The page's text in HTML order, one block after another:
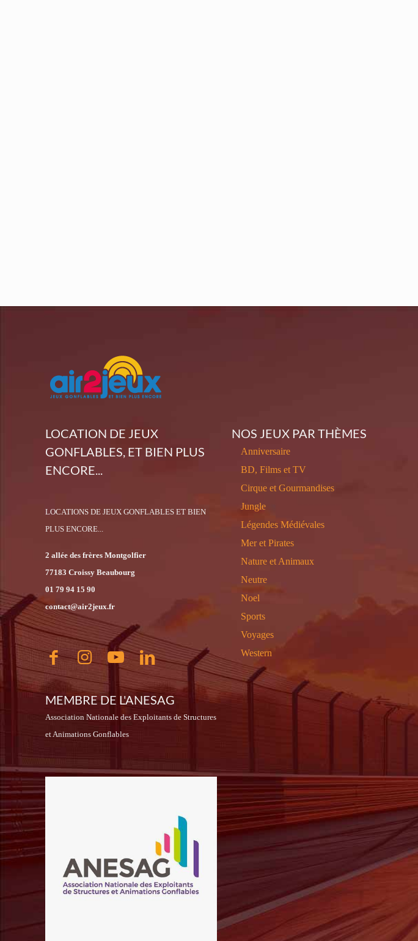
LOCATION DE JEUX
GONFLABLES, ET BIEN PLUS
ENCORE...
LOCATIONS DE JEUX GONFLABLES ET BIEN
PLUS ENCORE...
2 allée des frères Montgolfier
77183 Croissy Beaubourg
01 79 94 15 90
contact@air2jeux.fr
MEMBRE DE L'ANESAG
Association Nationale des Exploitants de Structures
et Animations Gonflables
NOS JEUX PAR THÈMES
Anniversaire
BD, Films et TV
Cirque et Gourmandises
Jungle
Légendes Médiévales
Mer et Pirates
Nature et Animaux
Neutre
Noel
Sports
Voyages
Western